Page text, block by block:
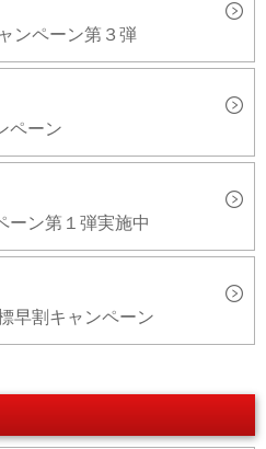
ンペーン第３弾
ペーン
ン第１弾実施中
早割キャンペーン